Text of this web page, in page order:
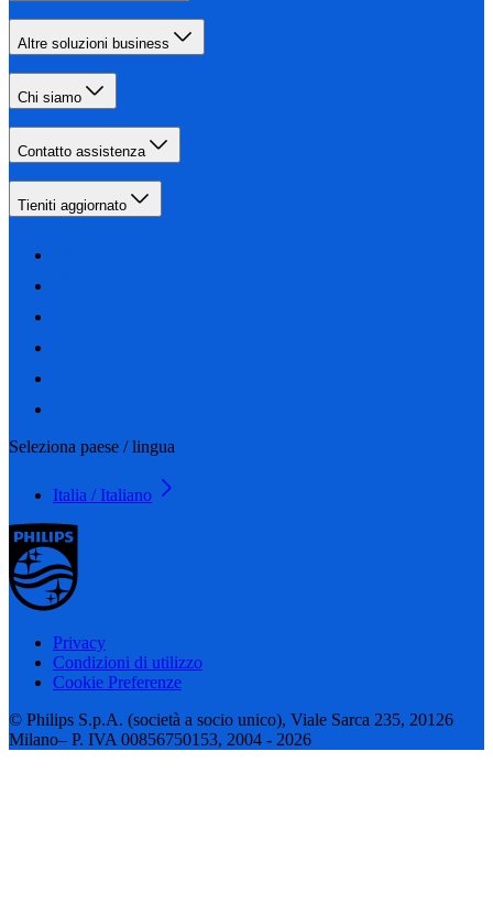
Altre soluzioni business
Chi siamo
Contatto assistenza
Tieniti aggiornato
Seleziona paese / lingua
Italia / Italiano
Privacy
Condizioni di utilizzo
Cookie Preferenze
© Philips S.p.A. (società a socio unico), Viale Sarca 235, 20126
Milano– P. IVA 00856750153, 2004 - 2026